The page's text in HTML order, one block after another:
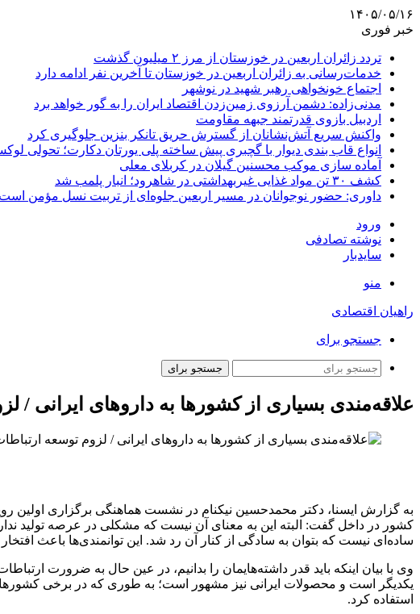
۱۴۰۵/۰۵/۱۶
خبر فوری
تردد زائران اربعین در خوزستان از مرز ۲ میلیون گذشت
خدمات‌رسانی به زائران اربعین در خوزستان تا آخرین نفر ادامه دارد
اجتماع خونخواهی رهبر شهید در نوشهر
مدنی‌زاده: دشمن آرزوی زمین‌زدن اقتصاد ایران را به گور خواهد برد
اردبیل بازوی قدرتمند جبهه مقاومت
واکنش سریع آتش‌نشانان از گسترش حریق تانکر بنزین جلوگیری کرد
انواع قاب بندی دیوار با گچبری پیش ساخته پلی یورتان دکارت؛ تحولی
آماده سازی موکب محسنین گیلان در کربلای معلی
کشف ۳۰ تن مواد غذایی غیربهداشتی در شاهرود؛ انبار پلمب شد
داوری: حضور نوجوانان در مسیر اربعین جلوه‌ای از تربیت نسل مؤمن است
ورود
نوشته تصادفی
سایدبار
منو
راهیان اقتصادی
جستجو برای
جستجو برای
علاقه‌مندی بسیاری از کشورها به داروهای ایرانی /
ساده‌ای نیست که بتوان به سادگی از کنار آن رد شد. این توانمندی‌ها باعث
وی با بیان اینکه باید قدر داشته‌هایمان را بدانیم، در عین حال به ضرورت
یکدیگر است و محصولات ایرانی نیز مشهور است؛ به طوری که در برخی کشورها
استفاده کرد.